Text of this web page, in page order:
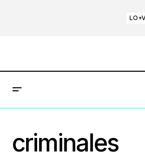
criminales